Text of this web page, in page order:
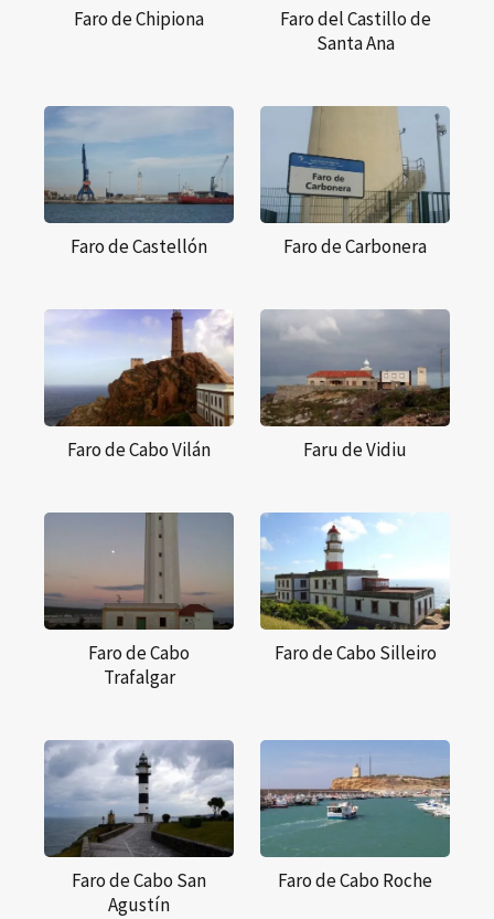
Faro de Chipiona
Faro del Castillo de
Santa Ana
Faro de Castellón Faro de Carbonera
Faro de Cabo Vilán Faru de Vidiu
Faro de Cabo
Trafalgar
Faro de Cabo Silleiro
Faro de Cabo San
Agustín
Faro de Cabo Roche